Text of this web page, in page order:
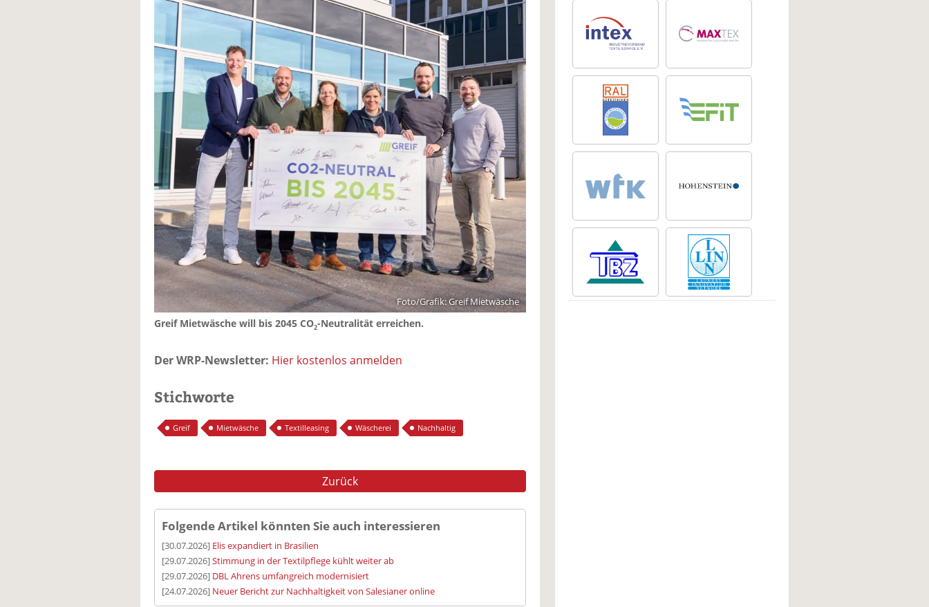
Foto/Grafik: Greif Mietwäsche
Greif Mietwäsche will bis 2045 CO2-Neutralität erreichen.
Der WRP-Newsletter: Hier kostenlos anmelden
Stichworte
Greif Mietwäsche Textilleasing Wäscherei Nachhaltig
Zurück
Folgende Artikel könnten Sie auch interessieren
[30.07.2026] Elis expandiert in Brasilien
[29.07.2026]Stimmung in der Textilpflege kühlt weiter ab
[29.07.2026] DBL Ahrens umfangreich modernisiert
[24.07.2026] Neuer Bericht zur Nachhaltigkeit von Salesianer online